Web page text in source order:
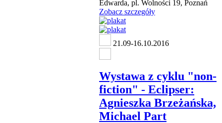
Edwarda, pl. Wolności 19, Poznań
Zobacz szczegóły
21.09-16.10.2016
Wystawa z cyklu "non-
fiction" - Eclipser:
Agnieszka Brzeżańska,
Michael Part